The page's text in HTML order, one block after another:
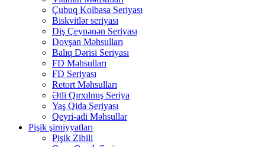
Çubuq Kolbasa Seriyası
Biskvitlər seriyası
Diş Çeynənən Seriyası
Dovşan Məhsulları
Balıq Dərisi Seriyası
FD Məhsulları
FD Seriyası
Retort Məhsulları
Ətli Qırxılmış Seriya
Yaş Qida Seriyası
Qeyri-adi Məhsullar
Pişik şirniyyatları
Pişik Zibili